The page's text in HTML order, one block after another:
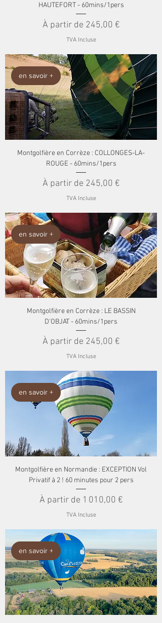
HAUTEFORT - 60mins/1pers
À partir de 245,00 €
Prix promotionnel
TVA Incluse
en savoir +
Montgolfière en Corrèze : COLLONGES-LA-
ROUGE - 60mins/1pers
À partir de 245,00 €
Prix promotionnel
TVA Incluse
en savoir +
Montgolfière en Corrèze : LE BASSIN
D'OBJAT - 60mins/1pers
À partir de 245,00 €
Prix promotionnel
TVA Incluse
en savoir +
Montgolfière en Normandie : EXCEPTION Vol
Privatif à 2 ! 60 minutes pour 2 pers
À partir de 1 010,00 €
Prix promotionnel
TVA Incluse
en savoir +